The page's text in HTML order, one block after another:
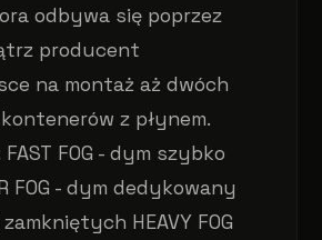
odbywa się poprzez
producent
na montaż aż dwóch
z płynem.
FOG - dym szybko
FOG - dym dedykowany
HEAVY FOG